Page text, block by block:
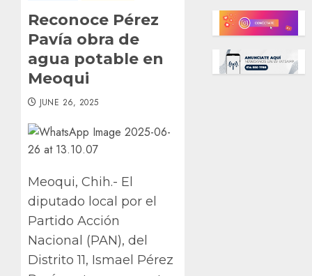
Reconoce Pérez
Pavía obra de
agua potable en
Meoqui
JUNE 26, 2025
Meoqui, Chih.- El
diputado local por el
Partido Acción
Nacional (PAN), del
Distrito 11, Ismael Pérez